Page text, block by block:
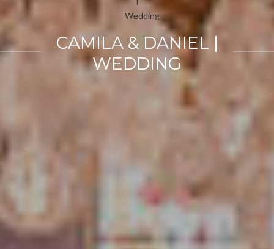
CAMILA & DANIEL |
WEDDING